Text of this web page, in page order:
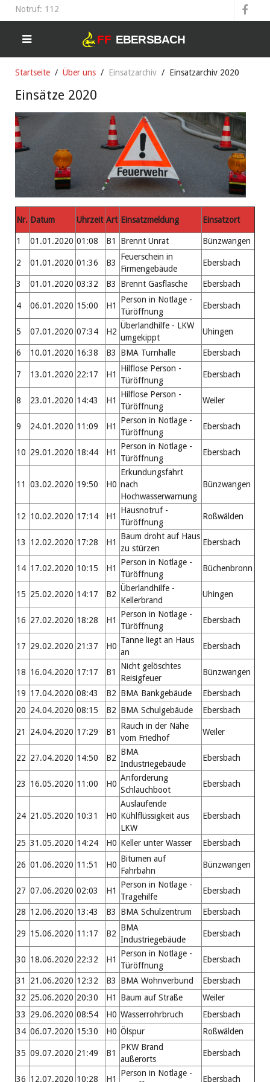
Notruf: 112
Startseite Über uns Einsatzarchiv Einsatzarchiv 2020
Einsätze 2020
Nr. Datum Uhrzeit Art Einsatzmeldung Einsatzort
1 01.01.2020 01:08 B1 Brennt Unrat Bünzwangen
2 01.01.2020 01:36 B3
Feuerschein in
Firmengebäude
Ebersbach
3 01.01.2020 03:32 B3 Brennt Gasflasche Ebersbach
4 06.01.2020 15:00 H1
Person in Notlage -
Türöffnung
Ebersbach
5 07.01.2020 07:34 H2
Überlandhilfe - LKW
umgekippt
Uhingen
6 10.01.2020 16:38 B3 BMA Turnhalle Ebersbach
7 13.01.2020 22:17 H1
Hilflose Person -
Türöffnung
Ebersbach
8 23.01.2020 14:43 H1
Hilflose Person -
Türöffnung
Weiler
9 24.01.2020 11:09 H1
Person in Notlage -
Türöffnung
Ebersbach
10 29.01.2020 18:44 H1
Person in Notlage -
Türöffnung
Ebersbach
11 03.02.2020 19:50 H0
Erkundungsfahrt
nach
Hochwasserwarnung
Bünzwangen
12 10.02.2020 17:14 H1
Hausnotruf -
Türöffnung
Roßwälden
13 12.02.2020 17:28 H1
Baum droht auf Haus
zu stürzen
Ebersbach
14 17.02.2020 10:15 H1
Person in Notlage -
Türöffnung
Büchenbronn
15 25.02.2020 14:17 B2
Überlandhilfe -
Kellerbrand
Uhingen
16 27.02.2020 18:28 H1
Person in Notlage -
Türöffnung
Ebersbach
17 29.02.2020 21:37 H0
Tanne liegt an Haus
an
Ebersbach
18 16.04.2020 17:17 B1
Nicht gelöschtes
Reisigfeuer
Bünzwangen
19 17.04.2020 08:43 B2 BMA Bankgebäude
Ebersbach
20 24.04.2020 08:15 B2 BMA Schulgebäude Ebersbach
21 24.04.2020 17:29 B1
Rauch in der Nähe
vom Friedhof
Weiler
22 27.04.2020 14:50 B2
BMA
Industriegebäude
Ebersbach
23 16.05.2020 11:00 H0
Anforderung
Schlauchboot
Ebersbach
24 21.05.2020 10:31 H0
Auslaufende
Kühlflüssigkeit aus
LKW
Ebersbach
25 31.05.2020 14:24 H0 Keller unter Wasser Ebersbach
26 01.06.2020 11:51 H0
Bitumen auf
Fahrbahn
Bünzwangen
27 07.06.2020 02:03 H1
Person in Notlage -
Tragehilfe
Ebersbach
28 12.06.2020 13:43 B3 BMA Schulzentrum Ebersbach
29 15.06.2020 11:17 B2
BMA
Industriegebäude
Ebersbach
30 18.06.2020 22:32 H1
Person in Notlage -
Türöffnung
Ebersbach
31 21.06.2020 12:32 B3 BMA Wohnverbund
Ebersbach
32 25.06.2020 20:30 H1 Baum auf Straße
Weiler
33
29.06.2020 08:54 H0 Wasserrohrbruch
Ebersbach
34 06.07.2020 15:30 H0 Ölspur Roßwälden
35 09.07.2020 21:49 B1
PKW Brand
außerorts
Ebersbach
36 12.07.2020 10:28 H1
Person in Notlage -
Ebersbach